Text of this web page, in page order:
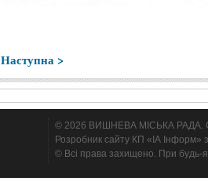
Наступна >
© 2026 ВИШНЕВА МІСЬКА РАДА.
Розробник сайту КП «ІА Інформ»
© Всі права захищено. При будь-